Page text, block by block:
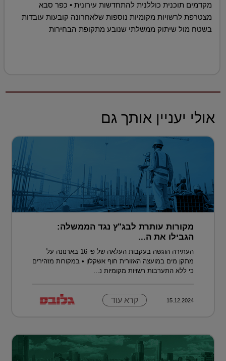
מקדמים תוכנית כוללנית להתחדשות עירונית • כפר סבא
מצטרפת לרשויות מקומיות נוספות שלאחרונה קובעות עובדות
בשטח מול שיתוק ממשלתי שנובע מתקופת הבחירות
אולי יעניין אותך גם
מקורות עותרת לבג"ץ נגד הממשלה:
הגבילו את ה...
העתירה הוגשה בעקבות העלאה של פי 16 בארנונה על
מתקן מים במועצה האזורית חוף אשקלון • במקורות מזהירים
כי ללא התערבות רשויות מקומיות נ...
15.12.2024 קרא עוד